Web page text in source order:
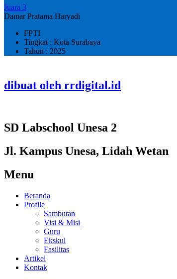
Juara 3
Damar Pratama Haryadi
FPTI
Tingkat : Kota Surabaya
Tahun : 2025
dibuat oleh rrdigital.id
SD Labschool Unesa 2
Jl. Kampus Unesa, Lidah Wetan
Menu
Beranda
Profile
Sambutan
Visi & Misi
Guru
Ekskul
Fasilitas
Artikel
Kontak